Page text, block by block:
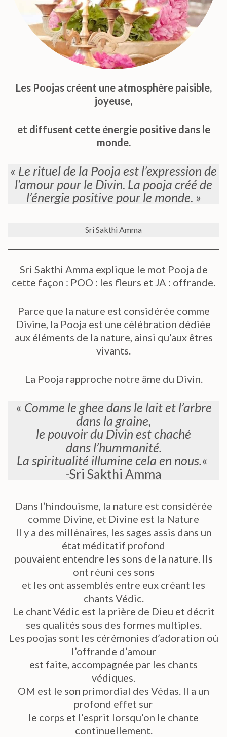
Les Poojas créent une atmosphère paisible,
joyeuse,
et diffusent cette énergie positive dans le
monde.
« Le rituel de la Pooja est l’expression de
l’amour pour le Divin. La pooja créé de
l’énergie positive pour le monde. »
Sri Sakthi Amma
Sri Sakthi Amma explique le mot Pooja de
cette façon : POO : les fleurs et JA : offrande.
Parce que la nature est considérée comme
Divine, la Pooja est une célébration dédiée
aux éléments de la nature, ainsi qu’aux êtres
vivants.
La Pooja rapproche notre âme du Divin.
« Comme le ghee dans le lait et l’arbre
dans la graine,
le pouvoir du Divin est chaché
dans l’hummanité.
La spiritualité illumine cela en nous.«
-Sri Sakthi Amma
Dans l’hindouisme, la nature est considérée
comme Divine, et Divine est la Nature
Il y a des millénaires, les sages assis dans un
état méditatif profond
pouvaient entendre les sons de la nature. Ils
ont réuni ces sons
et les ont assemblés entre eux créant les
chants Védic.
Le chant Védic est la prière de Dieu et décrit
ses qualités sous des formes multiples.
Les poojas sont les cérémonies d’adoration où
l’offrande d’amour
est faite, accompagnée par les chants
védiques.
OM est le son primordial des Védas. Il a un
profond effet sur
le corps et l’esprit lorsqu’on le chante
continuellement.